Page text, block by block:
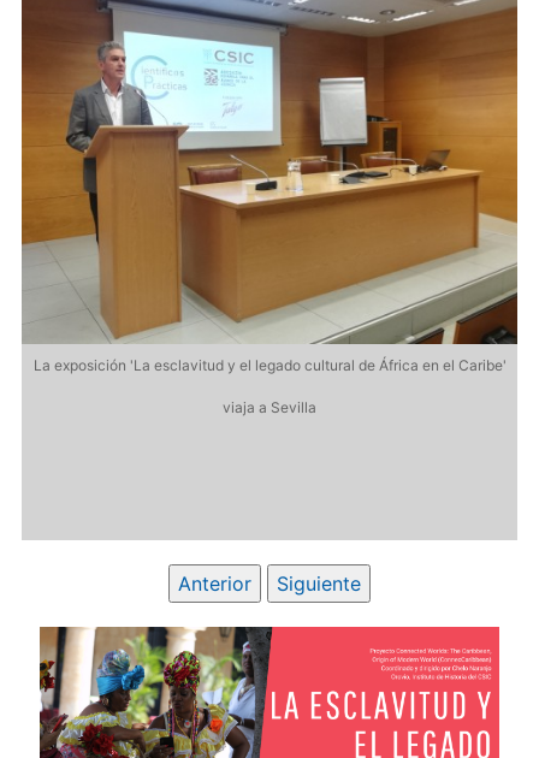
La exposición 'La esclavitud y el legado cultural de África en el Caribe'
viaja a Sevilla
Anterior Siguiente